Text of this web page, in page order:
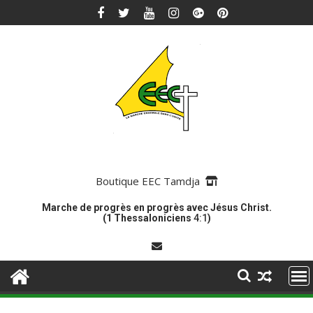
to
Boutique EEC Tamdja
Marche de progrès en progrès avec Jésus Christ.
(1 Thessaloniciens 4:1)